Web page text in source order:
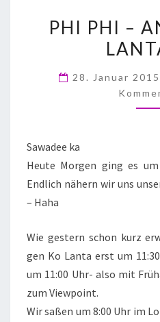
PHI PHI –
28. Januar 2015
Sawadee ka
Heute Morgen ging es
Endlich nähern wir uns
– Haha
Wie gestern schon kurz
gen Ko Lanta erst um
um 11:00 Uhr- also mit
zum Viewpoint.
Wir saßen um 8:00 Uhr im